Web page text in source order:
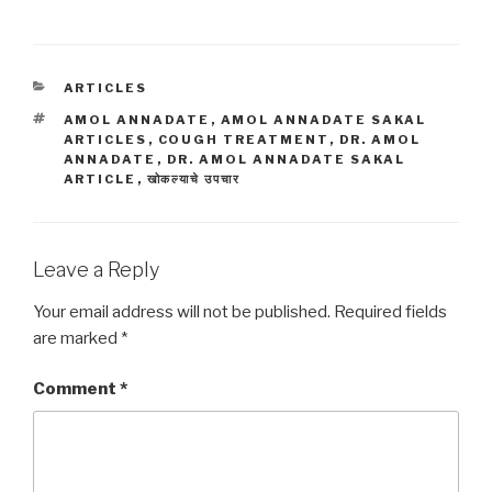
CATEGORIES
ARTICLES
TAGS
AMOL ANNADATE , AMOL ANNADATE SAKAL
ARTICLES , COUGH TREATMENT , DR. AMOL
ANNADATE , DR. AMOL ANNADATE SAKAL
ARTICLE , खोकल्याचे उपचार
Leave a Reply
Your email address will not be published. Required fields
are marked *
Comment *